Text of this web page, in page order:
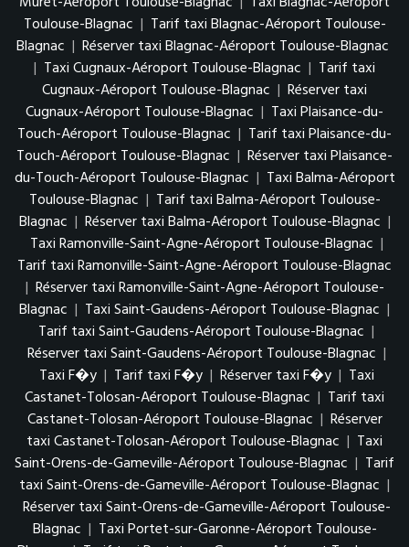
Toulouse-Blagnac | Tarif taxi Blagnac-Aéroport Toulouse-
Blagnac | Réserver taxi Blagnac-Aéroport Toulouse-Blagnac
| Taxi Cugnaux-Aéroport Toulouse-Blagnac | Tarif taxi
Cugnaux-Aéroport Toulouse-Blagnac | Réserver taxi
Cugnaux-Aéroport Toulouse-Blagnac | Taxi Plaisance-du-
Touch-Aéroport Toulouse-Blagnac | Tarif taxi Plaisance-du-
Touch-Aéroport Toulouse-Blagnac | Réserver taxi Plaisance-
du-Touch-Aéroport Toulouse-Blagnac | Taxi Balma-Aéroport
Toulouse-Blagnac | Tarif taxi Balma-Aéroport Toulouse-
Blagnac | Réserver taxi Balma-Aéroport Toulouse-Blagnac |
Taxi Ramonville-Saint-Agne-Aéroport Toulouse-Blagnac |
Tarif taxi Ramonville-Saint-Agne-Aéroport Toulouse-Blagnac
| Réserver taxi Ramonville-Saint-Agne-Aéroport Toulouse-
Blagnac | Taxi Saint-Gaudens-Aéroport Toulouse-Blagnac |
Tarif taxi Saint-Gaudens-Aéroport Toulouse-Blagnac |
Réserver taxi Saint-Gaudens-Aéroport Toulouse-Blagnac |
Taxi F�y | Tarif taxi F�y | Réserver taxi F�y | Taxi
Castanet-Tolosan-Aéroport Toulouse-Blagnac | Tarif taxi
Castanet-Tolosan-Aéroport Toulouse-Blagnac | Réserver
taxi Castanet-Tolosan-Aéroport Toulouse-Blagnac | Taxi
Saint-Orens-de-Gameville-Aéroport Toulouse-Blagnac | Tarif
taxi Saint-Orens-de-Gameville-Aéroport Toulouse-Blagnac |
Réserver taxi Saint-Orens-de-Gameville-Aéroport Toulouse-
Blagnac | Taxi Portet-sur-Garonne-Aéroport Toulouse-